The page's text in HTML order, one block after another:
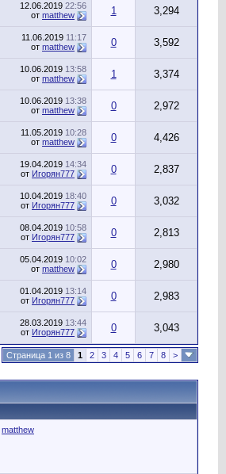
12.06.2019 22:56
от matthew 1 3,294
11.06.2019 11:17
от matthew 0 3,592
10.06.2019 13:58
от matthew 1 3,374
10.06.2019 13:38
от matthew 0 2,972
11.05.2019 10:28
от matthew 0 4,426
19.04.2019 14:34
от Игорян777 0 2,837
10.04.2019 18:40
от Игорян777 0 3,032
08.04.2019 10:58
от Игорян777 0 2,813
05.04.2019 10:02
от matthew 0 2,980
01.04.2019 13:14
от Игорян777 0 2,983
28.03.2019 13:44
от Игорян777 0 3,043
Страница 1 из 8 1 2 3 4 5 6 7 8 >
matthew